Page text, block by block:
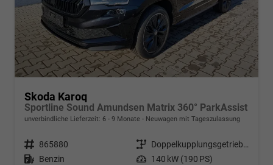
Skoda Karoq
Sportline Sound Amundsen Matrix 360° ParkAssist
unverbindliche Lieferzeit: 6 - 9 Monate Neuwagen mit Tageszulassung
Fahrzeugnr. 865880 Getriebe
Doppelkupplungsgetriebe (DSG)
Kraftstoff Benzin Leistung 140 kW (190 PS)